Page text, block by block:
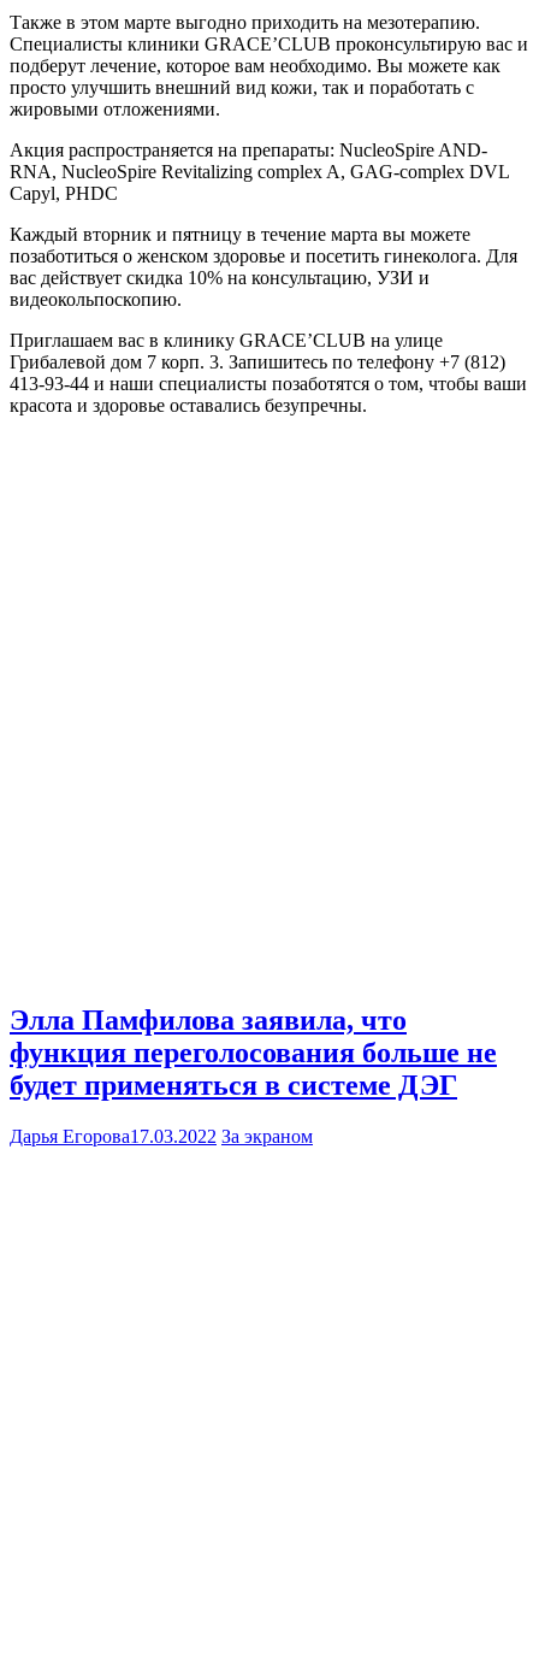
Также в этом марте выгодно приходить на мезотерапию.
Специалисты клиники GRACE’CLUB проконсультирую вас и
подберут лечение, которое вам необходимо. Вы можете как
просто улучшить внешний вид кожи, так и поработать с
жировыми отложениями.
Акция распространяется на препараты: NucleoSpire AND-
RNA, NucleoSpire Revitalizing complex A, GAG-complex DVL
Capyl, PHDC
Каждый вторник и пятницу в течение марта вы можете
позаботиться о женском здоровье и посетить гинеколога. Для
вас действует скидка 10% на консультацию, УЗИ и
видеокольпоскопию.
Приглашаем вас в клинику GRACE’CLUB на улице
Грибалевой дом 7 корп. 3. Запишитесь по телефону +7 (812)
413-93-44 и наши специалисты позаботятся о том, чтобы ваши
красота и здоровье оставались безупречны.
Элла Памфилова заявила, что
функция переголосования больше не
будет применяться в системе ДЭГ
Дарья Егорова17.03.2022 За экраном